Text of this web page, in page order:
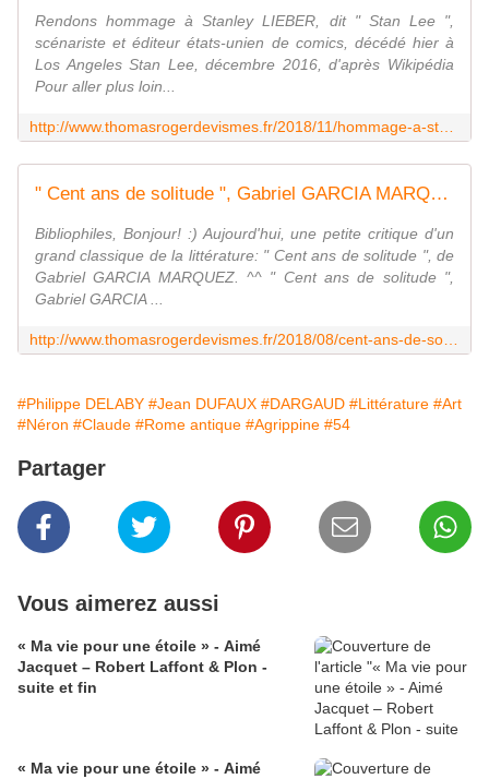
Rendons hommage à Stanley LIEBER, dit " Stan Lee ",
scénariste et éditeur états-unien de comics, décédé hier à
Los Angeles Stan Lee, décembre 2016, d'après Wikipédia
Pour aller plus loin...
" Cent ans de solitude ", Gabriel GARCIA MARQUEZ - Points :) - Les écrits d'un poète français
Bibliophiles, Bonjour! :) Aujourd'hui, une petite critique d'un
grand classique de la littérature: " Cent ans de solitude ", de
Gabriel GARCIA MARQUEZ. ^^ " Cent ans de solitude ",
Gabriel GARCIA ...
#Philippe DELABY #Jean DUFAUX #DARGAUD #Littérature #Art
#Néron #Claude #Rome antique #Agrippine #54
Partager
Vous aimerez aussi
« Ma vie pour une étoile » - Aimé
Jacquet – Robert Laffont & Plon -
suite et fin
« Ma vie pour une étoile » - Aimé